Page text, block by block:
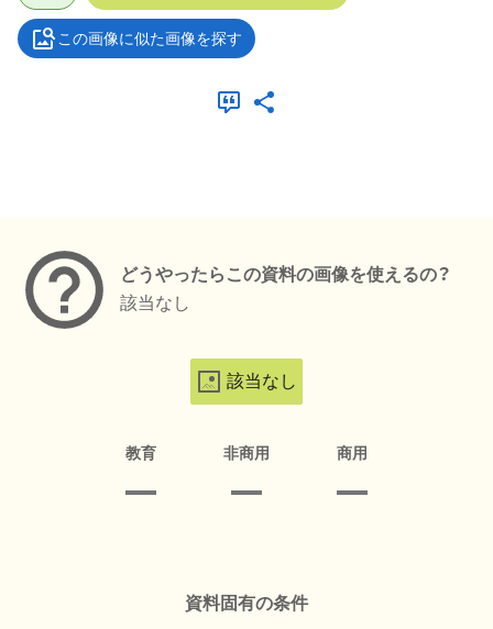
この画像に似た画像を探す
どうやったらこの資料の画像を使えるの？
該当なし
該当なし
教育 非商用 商用
資料固有の条件